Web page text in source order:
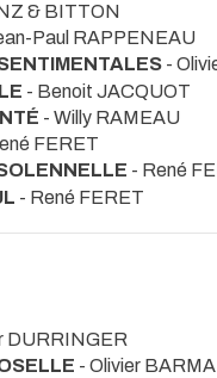
& BITTON
Paul RAPPENEAU
-
- Benoit JACQUOT
- Willy RAMEAU
FERET
- René
- René FERET
DURRINGER
- Olivier BARMA